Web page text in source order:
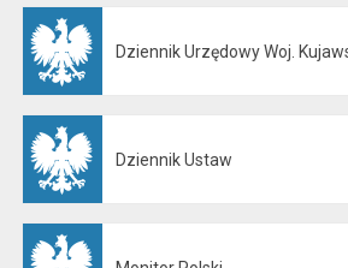
Dziennik Urzędowy Woj.
Dziennik Ustaw